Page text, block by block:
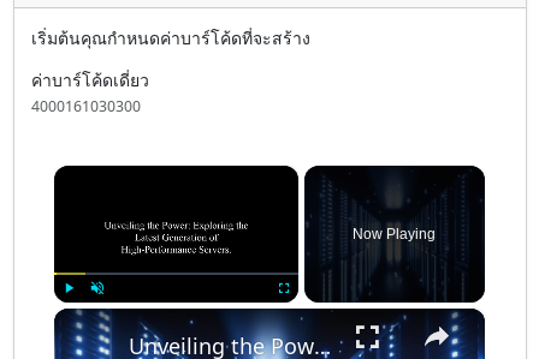
เริ่มต้นคุณกำหนดค่าบาร์โค้ดที่จะสร้าง
ค่าบาร์โค้ดเดี่ยว
4000161030300
×
Play Unmute
Now Playing
×
Unveiling the Power: Exploring the Latest Generation of High-Performance Servers